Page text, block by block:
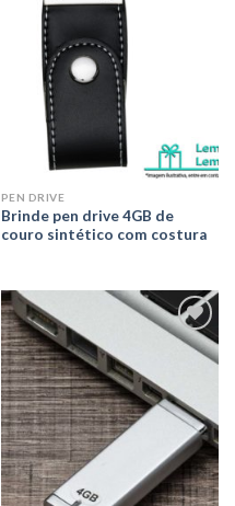
PEN DRIVE
Brinde pen drive 4GB de
couro sintético com costura
Adicionar
aos meus